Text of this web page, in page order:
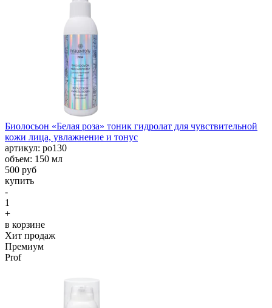
Биолосьон «Белая роза» тоник гидролат для чувствительной
кожи лица, увлажнение и тонус
aртикул: ро130
объем: 150 мл
500 руб
купить
-
1
+
в корзине
Хит продаж
Премиум
Prof